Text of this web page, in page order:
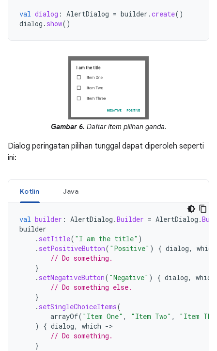
val dialog : AlertDialog = builder .create()
dialog . show()
Gambar 6. Daftar item pilihan ganda.
Dialog peringatan pilihan tunggal dapat diperoleh seperti
ini:
Kotlin Java
val builder : AlertDialog .Builder = AlertDialog .
builder
. setTitle( "I am the title" )
. setPositiveButton( "Positive" ) { dialog,
which
// Do something.
}
. setNegativeButton( "Negative" ) { dialog,
which
// Do something else.
}
. setSingleChoiceItems(
arrayOf( "Item One" , "Item Two" ,
"Item
)
{ dialog, which -
// Do something.
}